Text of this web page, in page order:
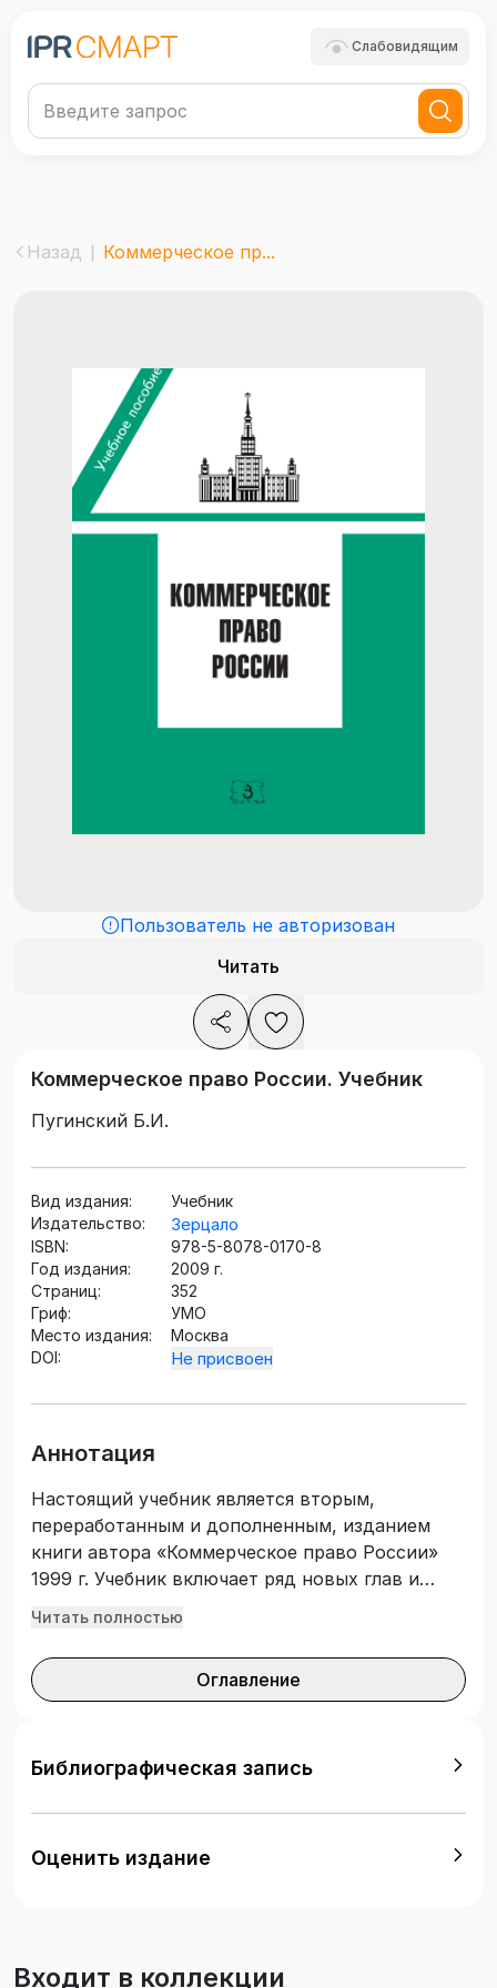
Слабовидящим
Назад Коммерческое пр...
Пользователь не авторизован
Читать
Коммерческое право России. Учебник
Пугинский Б.И.
Вид издания:
Учебник
Издательство:
Зерцало
ISBN:
978-5-8078-0170-8
Год издания:
2009 г.
Страниц:
352
Гриф:
УМО
Место издания:
Москва
DOI:
Не присвоен
Аннотация
Настоящий учебник является вторым,
переработанным и дополненным, изданием
книги автора «Коммерческое право России»
1999 г. Учебник включает ряд новых глав и
параграфов, в нем учтены и отражены
Книга подготовлена в соответствии с
Программой курса коммерческого права,
написан в соответствии с современными
литературе, и Государственным стандартом
высшего юридического образования. В книге в
систематизированном виде изложены
регулирования, развитие структуры и
Читать полностью
Оглавление
Библиографическая запись
Оценить издание
Входит в коллекции